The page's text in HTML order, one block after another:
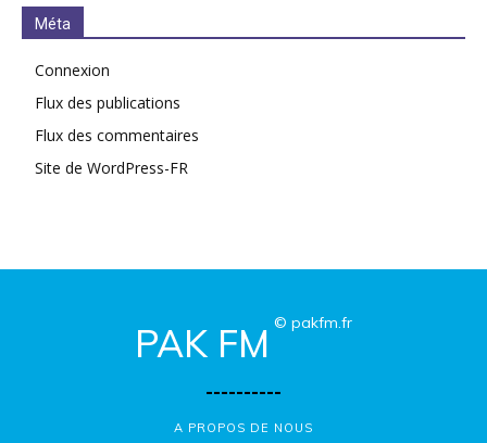
Méta
Connexion
Flux des publications
Flux des commentaires
Site de WordPress-FR
PAK FM © pakfm.fr
----------
A PROPOS DE NOUS